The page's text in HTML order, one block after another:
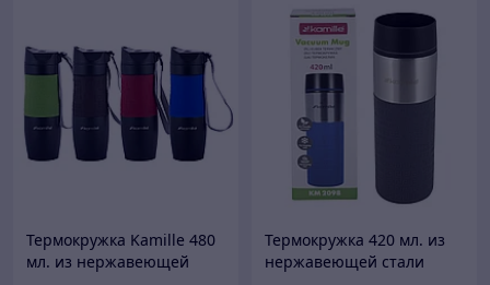
Термокружка Kamille 480
мл. из нержавеющей
Термокружка 420 мл. из
нержавеющей стали